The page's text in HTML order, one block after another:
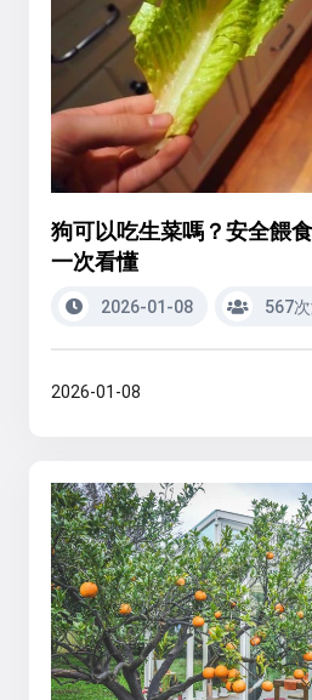
狗可以吃生菜嗎？安全餵
一次看懂
2026-01-08 567
2026-01-08